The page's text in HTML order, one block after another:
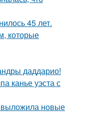
45 лет.
которые
даддарио!
канье уэста с
новые